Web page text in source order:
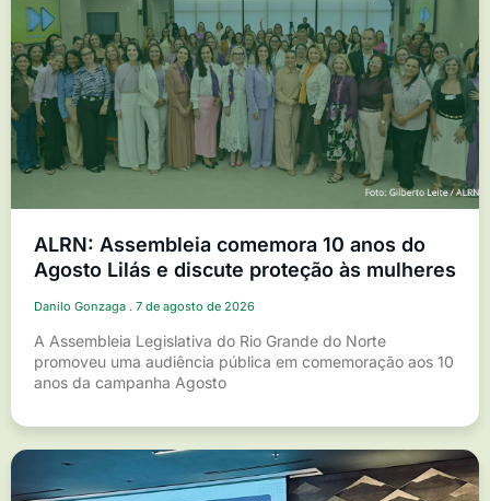
ALRN: Assembleia comemora 10 anos do
Agosto Lilás e discute proteção às mulheres
Danilo Gonzaga 7 de agosto de 2026
A Assembleia Legislativa do Rio Grande do Norte
promoveu uma audiência pública em comemoração aos 10
anos da campanha Agosto